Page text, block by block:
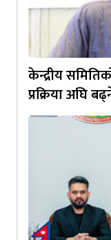
केन्द्रीय
प्रक्रिया अघि